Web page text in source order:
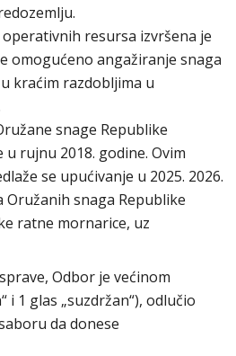
resursa izvršena je
omogućeno angažiranje snaga
kraćim razdobljima u
snage Republike
rujnu 2018. godine. Ovim
se upućivanje u 2025. 2026.
snaga Republike
ratne mornarice, uz
Odbor je većinom
i 1 glas „suzdržan“), odlučio
da donese